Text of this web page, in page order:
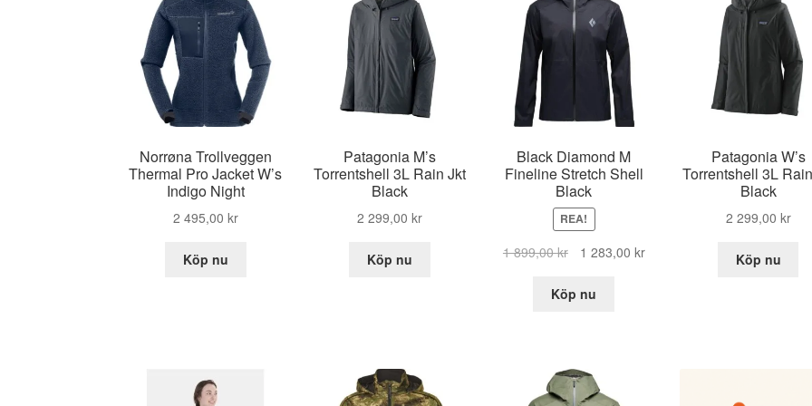
Norrøna Trollveggen
Thermal Pro Jacket W’s
Indigo Night
2 495,00 kr
Köp nu
Patagonia M’s
Torrentshell 3L Rain Jkt
Black
2 299,00 kr
Köp nu
Black Diamond M
Fineline Stretch Shell
Black
REA!
1 899,00kr
Det
priset
1 283,00 krDet
Köp nu
Patagonia W’s
Torrentshell 3L
Black
2 299,00 kr
Köp nu